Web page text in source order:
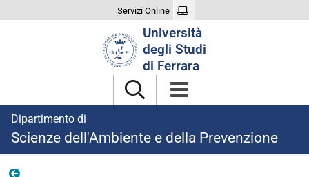
Servizi Online
Università
degli Studi
di Ferrara
Dipartimento di
Scienze dell'Ambiente e della Prevenzione